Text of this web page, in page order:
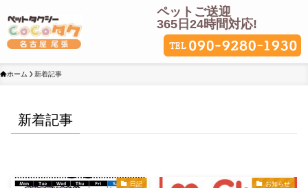
ペットご送迎
365日24時間対応!
ホーム 新着記事
新着記事
日記 お知らせ